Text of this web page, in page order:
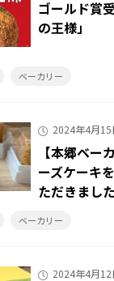
ゴールド賞
の王様」
ベーカリー
2024年4月15
【本郷ベー
ーズケーキ
ただきまし
ベーカリー
2024年4月12